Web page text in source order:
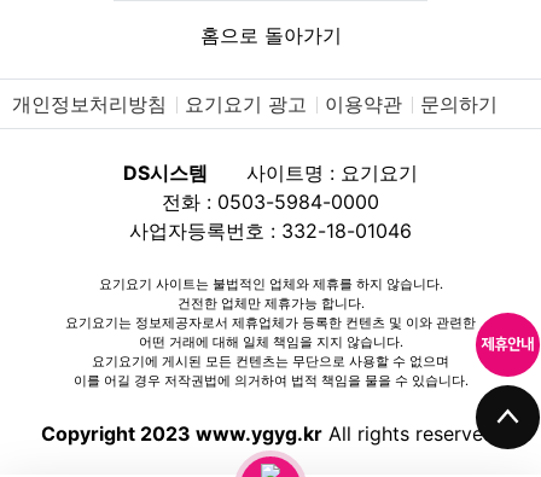
홈으로 돌아가기
개인정보처리방침 요기요기 광고 이용약관 문의하기
DS시스템
사이트명 : 요기요기
전화 : 0503-5984-0000
사업자등록번호 : 332-18-01046
요기요기 사이트는 불법적인 업체와 제휴를 하지 않습니다.
건전한 업체만 제휴가능 합니다.
요기요기는 정보제공자로서 제휴업체가 등록한 컨텐츠 및 이와 관련한
어떤 거래에 대해 일체 책임을 지지 않습니다.
요기요기에 게시된 모든 컨텐츠는 무단으로 사용할 수 없으며
이를 어길 경우 저작권법에 의거하여 법적 책임을 물을 수 있습니다.
Copyright 2023 www.ygyg.kr All rights reserved.